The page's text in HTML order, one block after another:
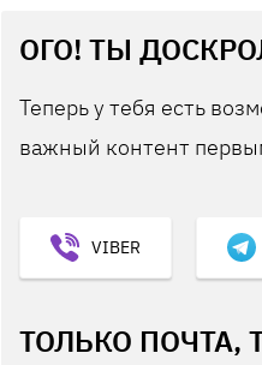
ОГО! ТЫ
Теперь у тебя есть
важный контент
VIBER
ТОЛЬКО ПОЧТА,